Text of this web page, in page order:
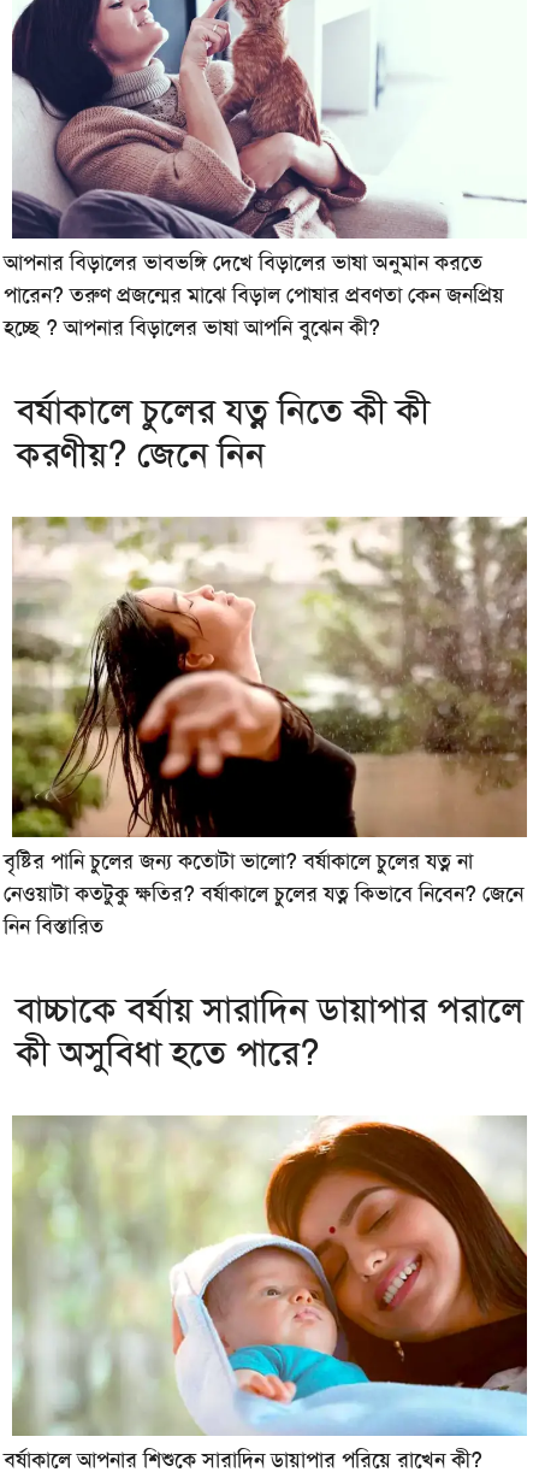
আপনার বিড়ালের ভাবভঙ্গি দেখে বিড়ালের ভাষা অনুমান করতে
পারেন? তরুণ প্রজন্মের মাঝে বিড়াল পোষার প্রবণতা কেন জনপ্রিয়
হচ্ছে ? আপনার বিড়ালের ভাষা আপনি বুঝেন কী?
বর্ষাকালে চুলের যত্ন নিতে কী কী
করণীয়? জেনে নিন
বৃষ্টির পানি চুলের জন্য কতোটা ভালো? বর্ষাকালে চুলের যত্ন না
নেওয়াটা কতটুকু ক্ষতির? বর্ষাকালে চুলের যত্ন কিভাবে নিবেন? জেনে
নিন বিস্তারিত
বাচ্চাকে বর্ষায় সারাদিন ডায়াপার পরালে
কী অসুবিধা হতে পারে?
বর্ষাকালে আপনার শিশুকে সারাদিন ডায়াপার পরিয়ে রাখেন কী?